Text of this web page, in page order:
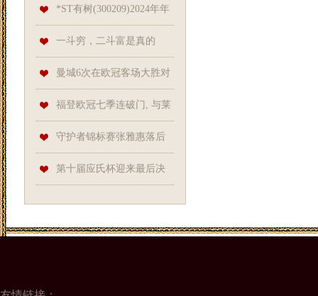
0.23%，转股溢价率48.5%
*ST有树(300209)2024年年
报简析: 净利润增111.72%, 盈利
能力上升
一斗穷，二斗富是真的
吗？中科院发现“斗”和“簸箕”的
基因奥秘
曼城6次在欧冠客场大胜对
手4球或以上, 全部发生在瓜帅
执教期间
福登欧冠七季连破门, 与莱
万、格列兹曼、姆巴佩并肩传
奇
守护者锦标赛张雅惠落后
一杆 有望连赢两站比赛
第十届应氏杯迎来最后决